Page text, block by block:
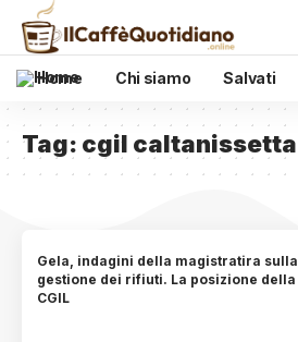
Home Chi siamo Salvati
Tag: cgil caltanissetta
Gela, indagini della magistratira sulla
gestione dei rifiuti. La posizione della
CGIL